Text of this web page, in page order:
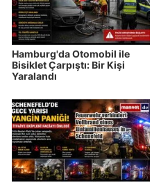
Hamburg'da Otomobil ile
Bisiklet Çarpıştı: Bir Kişi
Yaralandı